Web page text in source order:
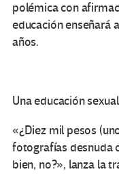
polémica con
educación enseñará
años.
Una educación
«¿Diez mil pesos
fotografías desnuda
bien, no?», lanza la